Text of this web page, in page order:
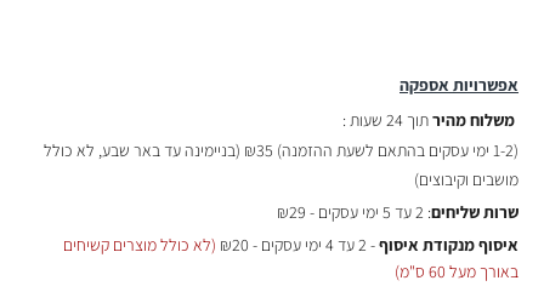
אפשרויות אספקה
משלוח מהירתוך 24 שעות :
(1-2 ימי עסקים בהתאם לשעת ההזמנה)
₪35 (בניימינה עד באר שבע, לא כולל
מושבים וקיבוצים)
שרות שליחים: 2 עד 5 ימי עסקים - ₪29
איסוף מנקודת איסוף- 2 עד 4 ימי עסקים - ₪20
(לא כולל מוצרים קשיחים
באורך מעל 60 ס"מ)